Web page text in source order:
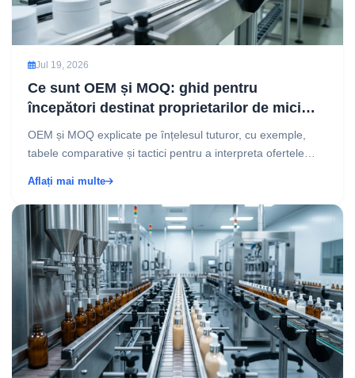
Jul 19, 2026
Ce sunt OEM și MOQ: ghid pentru
începători destinat proprietarilor de mici
afaceri
OEM și MOQ explicate pe înțelesul tuturor, cu exemple,
tabele comparative și tactici pentru a interpreta ofertele
Aflați mai multe